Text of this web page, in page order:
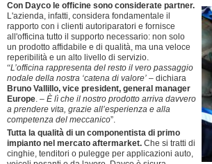
Con Dayco le officine sono considerate partner.
L'azienda, infatti, considera fondamentale il
rapporto con i clienti autoriparatori e fornisce
all'officina tutto il supporto necessario: non solo
un prodotto affidabile e di qualità, ma una veloce
reperibilità e un alto livello di servizio.
“L’officina rappresenta del resto il vero passaggio
nodale della nostra ‘catena di valore’ – dichiara
Bruno Vallillo, vice president, general manager
Europe. – È lì che il nostro prodotto arriva davvero
a prendere vita, grazie all’esperienza e alla
competenza del meccanico”.
Tutta la qualità di un componentista di primo
impianto nel mercato aftermarket. Che si tratti di
cinghie, tenditori o pulegge per applicazioni auto,